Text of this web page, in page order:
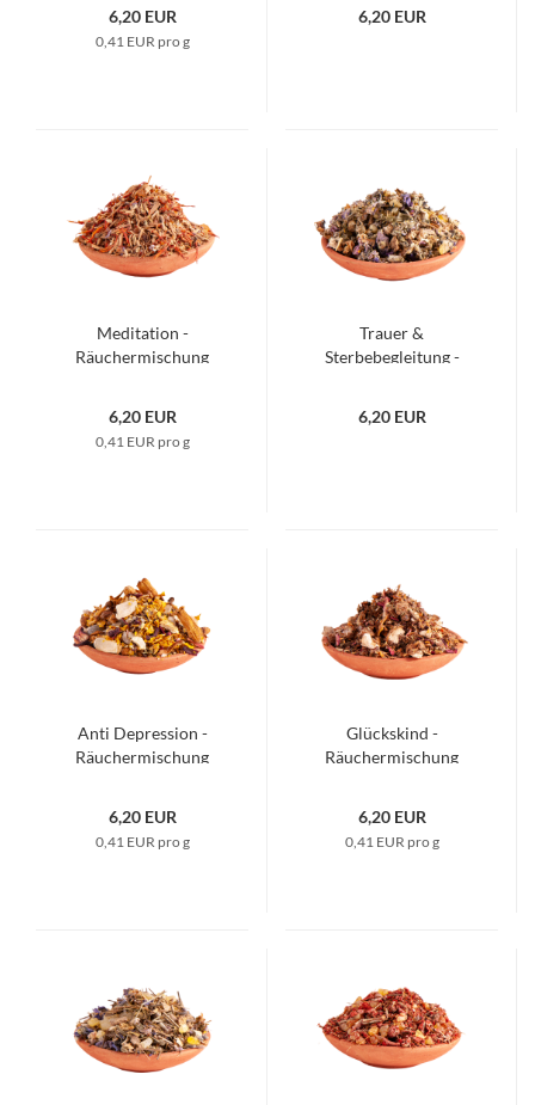
6,20 EUR
0,41 EUR pro g
6,20 EUR
Meditation -
Räuchermischung
6,20 EUR
0,41 EUR pro g
Trauer &
Sterbebegleitung -
6,20 EUR
Anti Depression -
Räuchermischung
6,20 EUR
0,41 EUR pro g
Glückskind -
Räuchermischung
6,20 EUR
0,41 EUR pro g